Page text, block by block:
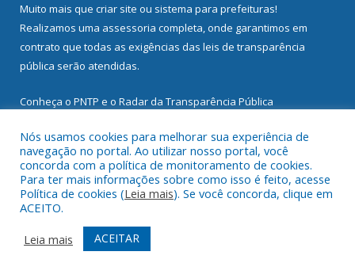
Muito mais que criar site ou sistema para prefeituras!
Realizamos uma assessoria completa, onde garantimos em
contrato que todas as exigências das leis de transparência
pública serão atendidas.
Conheça o PNTP e o Radar da Transparência Pública
Todos os direitos reservados a Prefeitura Municipal de
Mocajuba.
Mapa do Site
Acessar Área Administrativa
Acessar Webmail
Nós usamos cookies para melhorar sua experiência de
navegação no portal. Ao utilizar nosso portal, você
concorda com a política de monitoramento de cookies.
Para ter mais informações sobre como isso é feito, acesse
Política de cookies (Leia mais). Se você concorda, clique em
ACEITO.
Leia mais
ACEITAR